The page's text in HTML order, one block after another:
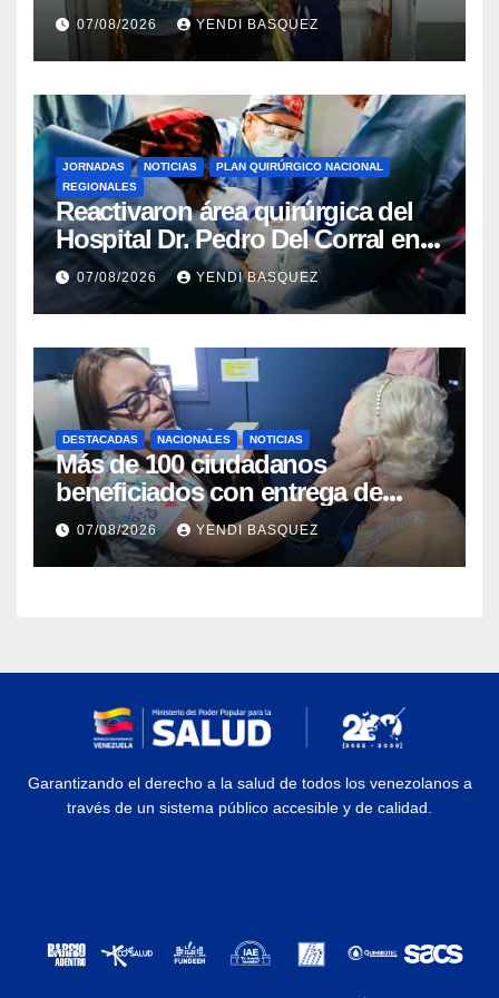
del Aeropuerto ​Inauguraron
Rincón
07/08/2026 YENDI BASQUEZ
JORNADAS NOTICIAS
PLAN QUIRÚRGICO NACIONAL
REGIONALES
Reactivaron área quirúrgica del
Hospital Dr. Pedro Del Corral en
Guárico
07/08/2026 YENDI BASQUEZ
DESTACADAS NACIONALES NOTICIAS
Más de 100 ciudadanos
beneficiados con entrega de
prótesis auditivas en el Centro de
Rehabilitación J.J. Arvelo
07/08/2026 YENDI BASQUEZ
Garantizando el derecho a la salud de todos los venezolanos a
través de un sistema público accesible y de calidad.